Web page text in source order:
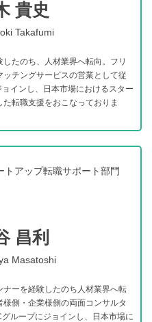
貴史
Takafumi
たのち、人材業界へ転向。フリ
チングサービスの営業として従
インし、日本市場におけるスター
転職支援をおこなっておりま
トアップ転職サポート部門
昌利
Masatoshi
ーを経験したのち人材業界へ転
側・企業様側の両面コンサルタ
ループにジョインし、日本市場に